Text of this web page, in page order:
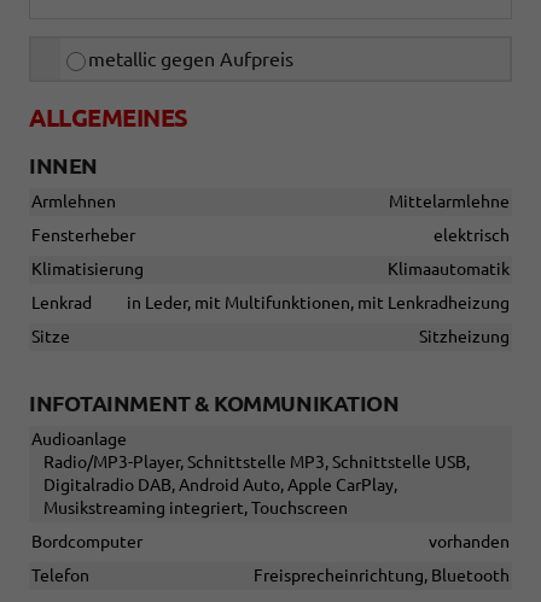
metallic gegen Aufpreis
ALLGEMEINES
INNEN
Armlehnen
Mittelarmlehne
Fensterheber
elektrisch
Klimatisierung
Klimaautomatik
Lenkrad
in Leder, mit Multifunktionen, mit Lenkradheizung
Sitze
Sitzheizung
INFOTAINMENT & KOMMUNIKATION
Audioanlage
Radio/MP3-Player, Schnittstelle MP3, Schnittstelle USB,
Digitalradio DAB, Android Auto, Apple CarPlay,
Musikstreaming integriert, Touchscreen
Bordcomputer
vorhanden
Telefon
Freisprecheinrichtung, Bluetooth